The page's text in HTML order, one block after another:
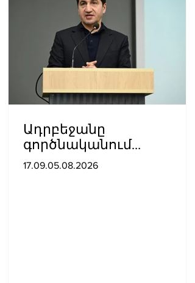
Ադրբեջանը
գործնականում
ապացուցել է իր
17.09.05.08.2026